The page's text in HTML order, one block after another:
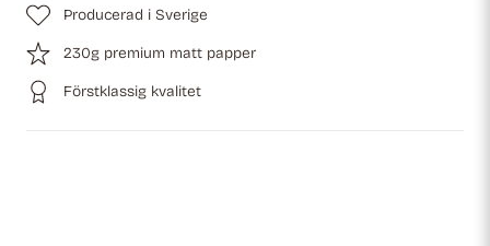
Producerad i Sverige
230g premium matt papper
Förstklassig kvalitet